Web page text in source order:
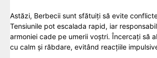
Astăzi, Berbecii sunt sfătuiți să evite
Tensiunile pot escalada rapid, iar
armoniei cade pe umerii voștri. Încercați să
cu calm și răbdare, evitând reacțiile